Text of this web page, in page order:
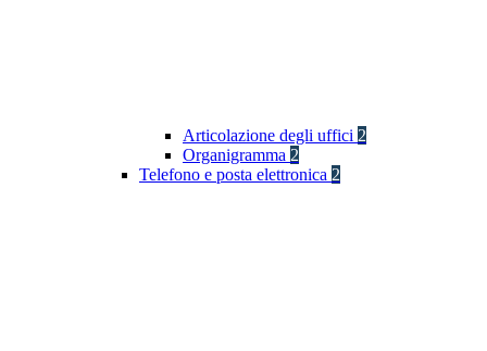
Articolazione degli uffici 2
Organigramma 2
Telefono e posta elettronica 2